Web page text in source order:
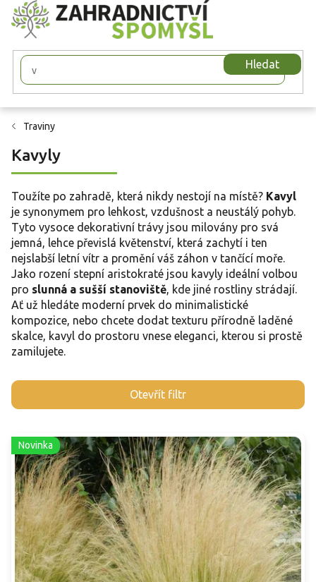
Přejít
na
obsah
Hledat
Traviny
Kavyly
Toužíte po zahradě, která nikdy nestojí na místě? Kavyl
je synonymem pro lehkost, vzdušnost a neustálý pohyb.
Tyto vysoce dekorativní trávy jsou milovány pro svá
jemná, lehce převislá květenství, která zachytí i ten
nejslabší letní vítr a promění váš záhon v tančící moře.
Jako rození stepní aristokraté jsou kavyly ideální volbou
pro slunná a sušší stanoviště , kde jiné rostliny strádají.
Ať už hledáte moderní prvek do minimalistické
kompozice, nebo chcete dodat texturu přírodně laděné
skalce, kavyl do prostoru vnese eleganci, kterou si prostě
zamilujete.
Otevřít filtr
V
ý
i
p
r
o
d
u
k
t
ů
Novinka